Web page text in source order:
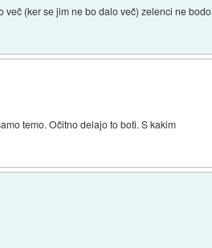
več (ker se jim ne bo dalo več) zelenci ne bodo
temo. Očitno delajo to boti. S kakim